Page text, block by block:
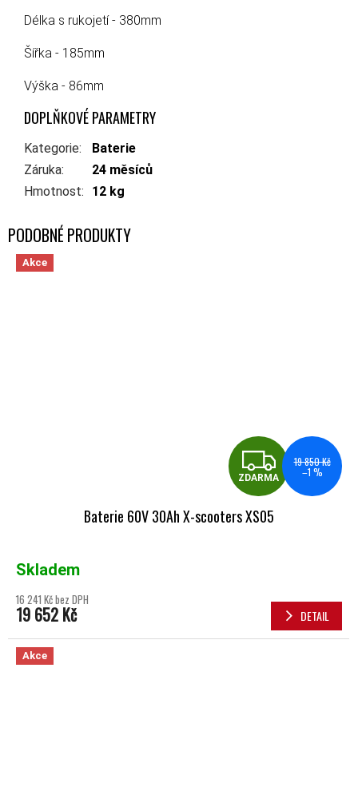
Délka s rukojetí - 380mm
Šířka - 185mm
Výška - 86mm
DOPLŇKOVÉ PARAMETRY
Kategorie:
Baterie
Záruka:
24 měsíců
Hmotnost: 12 kg
Akce
ZDARMA
19 850 Kč
–1 %
Baterie 60V 30Ah X-scooters XS05
Skladem
16 241 Kč bez DPH
19 652 Kč DETAIL
Akce